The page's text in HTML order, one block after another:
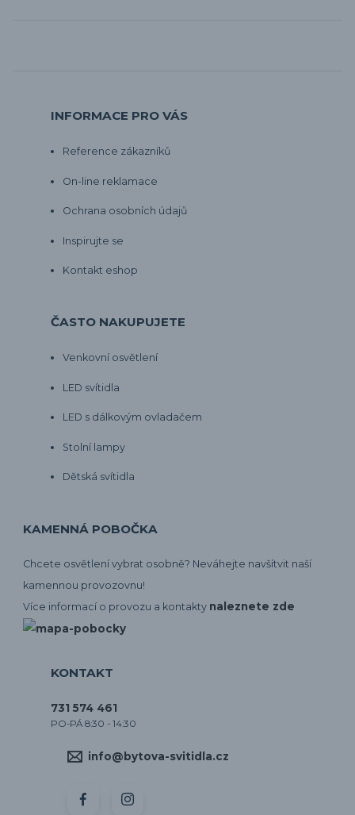
INFORMACE PRO VÁS
Reference zákazníků
On-line reklamace
Ochrana osobních údajů
Inspirujte se
Kontakt eshop
ČASTO NAKUPUJETE
Venkovní osvětlení
LED svítidla
LED s dálkovým ovladačem
Stolní lampy
Dětská svítidla
KAMENNÁ POBOČKA
Chcete osvětlení vybrat osobně? Neváhejte navšítvit naší
kamennou provozovnu!
Více informací o provozu a kontakty naleznete zde
KONTAKT
731 574 461
PO-PÁ 8:30 - 14:30
info@bytova-svitidla.cz